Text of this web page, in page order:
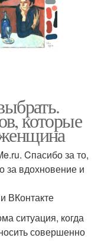
которые
Cпасибо за то,
за вдохновение и
ВКонтакте
ситуация, когда
совершенно